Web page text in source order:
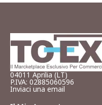
04011 Aprilia (LT)
P.IVA: 02885060596
Inviaci una email